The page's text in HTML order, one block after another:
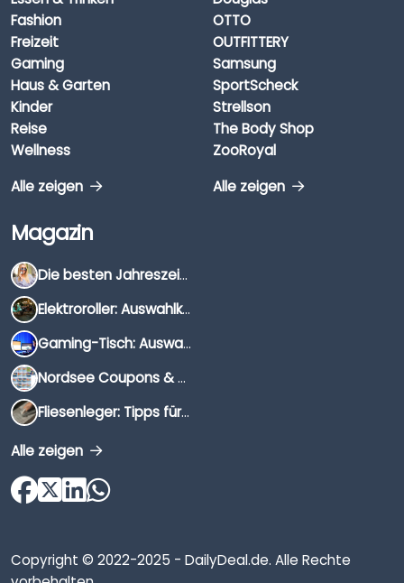
Fashion
Freizeit
Gaming
Haus & Garten
Kinder
Reise
Wellness
Alle zeigen
OTTO
OUTFITTERY
Samsung
SportScheck
Strellson
The Body Shop
ZooRoyal
Alle zeigen
Magazin
Die besten Jahreszeiten für Schnäppchenjäger
Elektroroller: Auswahlkriterien, Unterschiede & Tipps
Gaming-Tisch: Auswahlkriterien, Unterschiede & Tipps
Nordsee Coupons & Gutscheine 2026
Fliesenleger: Tipps für die Auswahl
Alle zeigen
Copyright © 2022-2025 - DailyDeal.de. Alle Rechte